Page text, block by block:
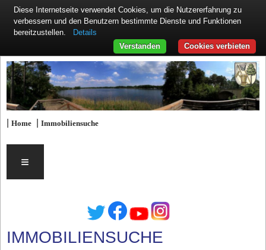
|Home |Immobiliensuche
≡
IMMOBILIENSUCHE
Diese Internetseite verwendet Cookies, um die Nutzererfahrung zu
verbessern und den Benutzern bestimmte Dienste und Funktionen
bereitzustellen.
Details
Cookies verbieten
Verstanden